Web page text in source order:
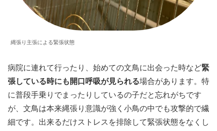
縄張り主張による緊張状態
病院に連れて行ったり、始めての文鳥に出会った時など緊
張している時にも開口呼吸が見られる場合があります。特
に普段手乗りでまったりしているの子だと忘れがちです
が、文鳥は本来縄張り意識が強く小鳥の中でも攻撃的で繊
細です。出来るだけストレスを排除して緊張状態をなくし